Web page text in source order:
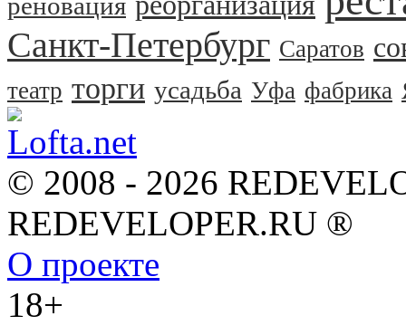
Санкт-Петербург Саратов
театр торги усадьба Уфа фабрика
© 2008 - 2026
REDEVELOPER.RU ®
О проекте
18+